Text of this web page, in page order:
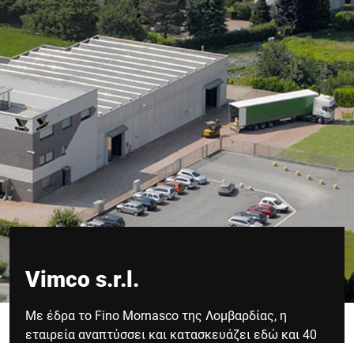
Vimco s.r.l.
Με έδρα το Fino Mornasco της Λομβαρδίας, η
εταιρεία αναπτύσσει και κατασκευάζει εδώ και 40